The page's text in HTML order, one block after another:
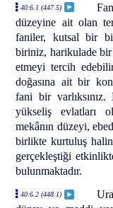
40:6.1 (447.5)
düzeyine ait olan
faniler, kutsal bir
biriniz, harikulade
etmeyi tercih
doğasına ait bir
fani bir
yükseliş evlatları
mekânın düzeyi,
birlikte kurtuluş
gerçekleştiği
bulunmaktadır.
40:6.2 (448.1)